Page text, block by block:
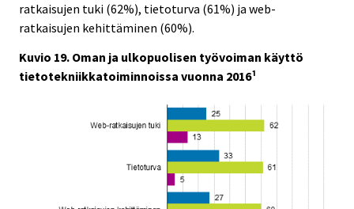
ratkaisujen tuki (62%), tietoturva (61%) ja web-
ratkaisujen kehittäminen (60%).
Kuvio 19. Oman ja ulkopuolisen työvoiman käyttö
tietotekniikkatoiminnoissa vuonna 2016¹